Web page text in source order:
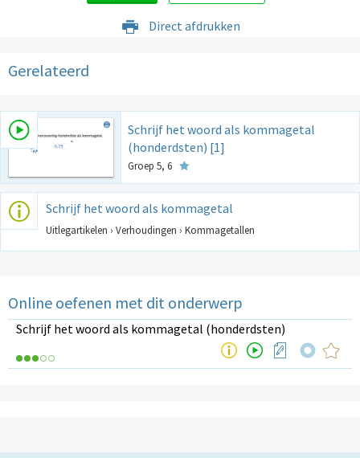
Direct afdrukken
Gerelateerd
Schrijf het woord als kommagetal
(honderdsten) [1]
Groep 5, 6
Schrijf het woord als kommagetal
Uitlegartikelen › Verhoudingen › Kommagetallen
Online oefenen met dit onderwerp
Schrijf het woord als kommagetal (honderdsten)